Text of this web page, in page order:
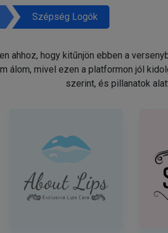
Szépség Logók
ahhoz, hogy kitűnjön ebben a
álom, mivel ezen a platformon jól
szerint, és pillanatok